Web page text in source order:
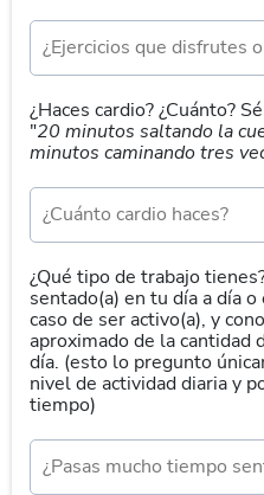
¿Haces cardio? ¿Cuánto?
"20 minutos saltando la
minutos caminando tres
¿Qué tipo de trabajo
sentado(a) en tu día a día
caso de ser activo(a), y
aproximado de la cantidad
día. (esto lo pregunto
nivel de actividad diaria y
tiempo)